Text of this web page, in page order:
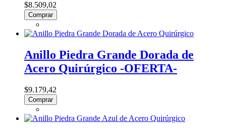
$8.509,02
Comprar
Anillo Piedra Grande Dorada de
Acero Quirúrgico -OFERTA-
$9.179,42
Comprar